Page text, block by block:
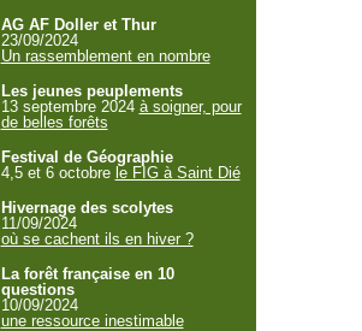
AG AF Doller et Thur
23/09/2024
Un rassemblement en nombre
Les jeunes peuplements
13 septembre 2024 à soigner, pour
de belles forêts
Festival de Géographie
4,5 et 6 octobre le FIG à Saint Dié
Hivernage des scolytes
11/09/2024
où se cachent ils en hiver ?
La forêt française en 10
questions
10/09/2024
une ressource inestimable